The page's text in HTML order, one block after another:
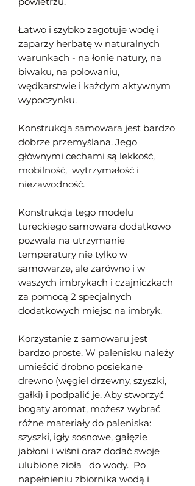
Łatwo i szybko zagotuje wodę i
zaparzy herbatę w naturalnych
warunkach - na łonie natury, na
biwaku, na polowaniu,
wędkarstwie i każdym aktywnym
wypoczynku.
Konstrukcja samowara jest bardzo
dobrze przemyślana. Jego
głównymi cechami są lekkość,
mobilność, wytrzymałość i
niezawodność.
Konstrukcja tego modelu
tureckiego samowara dodatkowo
pozwala na utrzymanie
temperatury nie tylko w
samowarze, ale zarówno i w
waszych imbrykach i czajniczkach
za pomocą 2 specjalnych
dodatkowych miejsc na imbryk.
Korzystanie z samowaru jest
bardzo proste. W palenisku należy
umieścić drobno posiekane
drewno (węgiel drzewny, szyszki,
gałki) i podpalić je. Aby stworzyć
bogaty aromat, możesz wybrać
różne materiały do paleniska:
szyszki, igły sosnowe, gałęzie
jabłoni i wiśni oraz dodać swoje
ulubione zioła do wody. Po
napełnieniu zbiornika wodą i